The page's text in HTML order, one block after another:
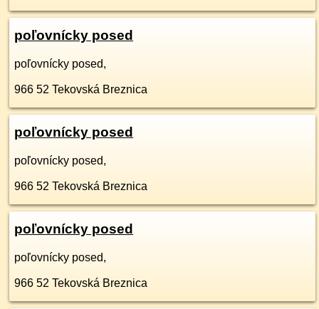
poľovnícky posed
poľovnícky posed,
966 52 Tekovská Breznica
poľovnícky posed
poľovnícky posed,
966 52 Tekovská Breznica
poľovnícky posed
poľovnícky posed,
966 52 Tekovská Breznica